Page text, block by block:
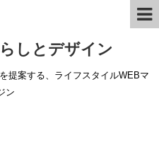
しとデザイン
提案する、ライフスタイルWEBマ
ン